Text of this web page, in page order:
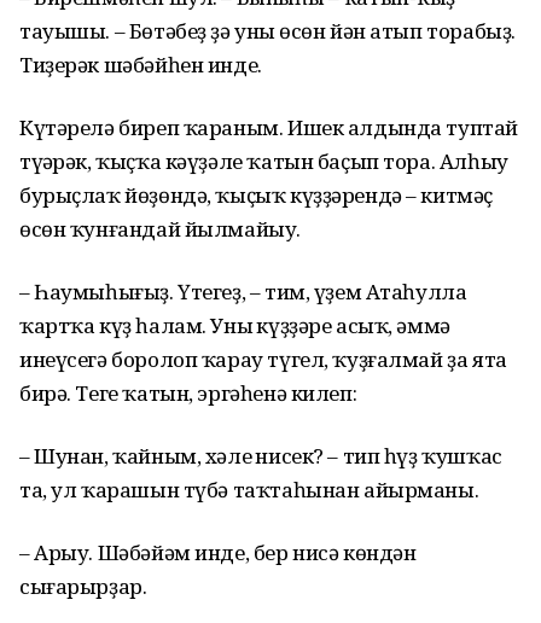
тауышы. – Бөтәбеҙ ҙә уның өсөн йән атып торабыҙ.
Тиҙерәк шәбәйһен инде.
Күтәрелә биреп ҡараным. Ишек алдында туптай
түңәрәк, ҡыҫҡа кәүҙәле ҡатын баҫып тора. Алһыу
бурыҫлаҡ йөҙөндә, ҡыҫыҡ күҙҙәрендә – китмәҫ
өсөн ҡунғандай йылмайыу.
– Һаумыһығыҙ. Үтегеҙ, – тим, үҙем Атаһулла
ҡартҡа күҙ һалам. Уның күҙҙәре асыҡ, әммә
инеүсегә боролоп ҡарау түгел, ҡуҙғалмай ҙа ята
бирә. Теге ҡатын, эргәһенә килеп:
– Шунан, ҡайным, хәлең нисек? – тип һүҙ ҡушҡас
та, ул ҡарашын түбә таҡтаһынан айырманы.
– Арыу. Шәбәйәм инде, бер нисә көндән
сығарырҙар.